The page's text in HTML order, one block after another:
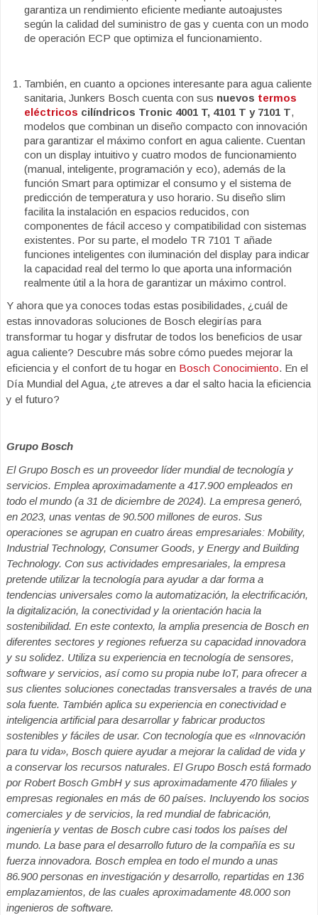
garantiza un rendimiento eficiente mediante autoajustes
según la calidad del suministro de gas y cuenta con un modo
de operación ECP que optimiza el funcionamiento.
También, en cuanto a opciones interesante para agua caliente
sanitaria, Junkers Bosch cuenta con sus nuevos termos
eléctricos cilíndricos Tronic 4001 T, 4101 T y 7101 T,
modelos que combinan un diseño compacto con innovación
para garantizar el máximo confort en agua caliente. Cuentan
con un display intuitivo y cuatro modos de funcionamiento
(manual, inteligente, programación y eco), además de la
función Smart para optimizar el consumo y el sistema de
predicción de temperatura y uso horario. Su diseño slim
facilita la instalación en espacios reducidos, con
componentes de fácil acceso y compatibilidad con sistemas
existentes. Por su parte, el modelo TR 7101 T añade
funciones inteligentes con iluminación del display para indicar
la capacidad real del termo lo que aporta una información
realmente útil a la hora de garantizar un máximo control.
Y ahora que ya conoces todas estas posibilidades, ¿cuál de
estas innovadoras soluciones de Bosch elegirías para
transformar tu hogar y disfrutar de todos los beneficios de usar
agua caliente? Descubre más sobre cómo puedes mejorar la
eficiencia y el confort de tu hogar en Bosch Conocimiento. En el
Día Mundial del Agua, ¿te atreves a dar el salto hacia la eficiencia
y el futuro?
Grupo Bosch
El Grupo Bosch es un proveedor líder mundial de tecnología y
servicios. Emplea aproximadamente a 417.900 empleados en
todo el mundo (a 31 de diciembre de 2024). La empresa generó,
en 2023, unas ventas de 90.500 millones de euros. Sus
operaciones se agrupan en cuatro áreas empresariales: Mobility,
Industrial Technology, Consumer Goods, y Energy and Building
Technology. Con sus actividades empresariales, la empresa
pretende utilizar la tecnología para ayudar a dar forma a
tendencias universales como la automatización, la electrificación,
la digitalización, la conectividad y la orientación hacia la
sostenibilidad. En este contexto, la amplia presencia de Bosch en
diferentes sectores y regiones refuerza su capacidad innovadora
y su solidez. Utiliza su experiencia en tecnología de sensores,
software y servicios, así como su propia nube IoT, para ofrecer a
sus clientes soluciones conectadas transversales a través de una
sola fuente. También aplica su experiencia en conectividad e
inteligencia artificial para desarrollar y fabricar productos
sostenibles y fáciles de usar. Con tecnología que es «Innovación
para tu vida», Bosch quiere ayudar a mejorar la calidad de vida y
a conservar los recursos naturales. El Grupo Bosch está formado
por Robert Bosch GmbH y sus aproximadamente 470 filiales y
empresas regionales en más de 60 países. Incluyendo los socios
comerciales y de servicios, la red mundial de fabricación,
ingeniería y ventas de Bosch cubre casi todos los países del
mundo. La base para el desarrollo futuro de la compañía es su
fuerza innovadora. Bosch emplea en todo el mundo a unas
86.900 personas en investigación y desarrollo, repartidas en 136
emplazamientos, de las cuales aproximadamente 48.000 son
ingenieros de software.